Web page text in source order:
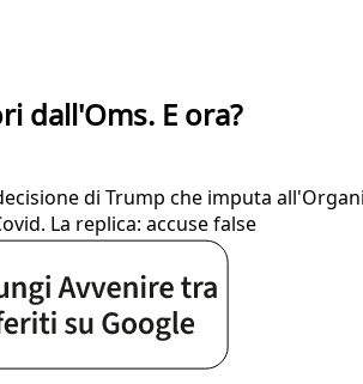
dall'Oms. E ora?
di Trump che imputa
La replica: accuse false